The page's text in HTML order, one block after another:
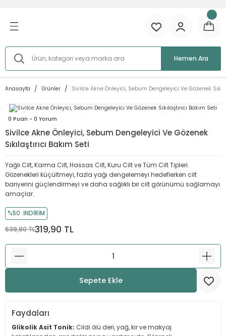
Tonikler
Kremler
Peelingler
Setler
Leke
Yaşlanma
Renk Tonu Eşitsizliği
Kırışıklık ve İnce Çizgiler
Yağlı Cilt
Hassas Cilt
BHA (Beta Hidroksi Asit)
Azelaik Asit
C Vitamini
Malik Asit
Hemen Ara
Anasayfa Ürünler Sivilce Akne Önleyici, Sebum Dengeleyici Ve Gözenek
0 Puan - 0 Yorum
Sivilce Akne Önleyici, Sebum Dengeleyici Ve Gözenek
Sıkılaştırıcı Bakım Seti
Yağlı Cilt, Karma Cilt, Hassas Cilt, Kuru Cilt ve Tüm Cilt Tipleri.
Gözenekleri küçültmeyi, fazla yağı dengelemeyi hedeflerken cilt
bariyerini güçlendirmeyi ve daha sağlıklı bir cilt görünümü sağlamayı
amaçlar.
%50 İNDİRİM
639,80 TL319,90 TL
Sepete Ekle
Faydaları
Glikolik Asit Tonik: Cildi ölü deri, yağ, kir ve makyaj